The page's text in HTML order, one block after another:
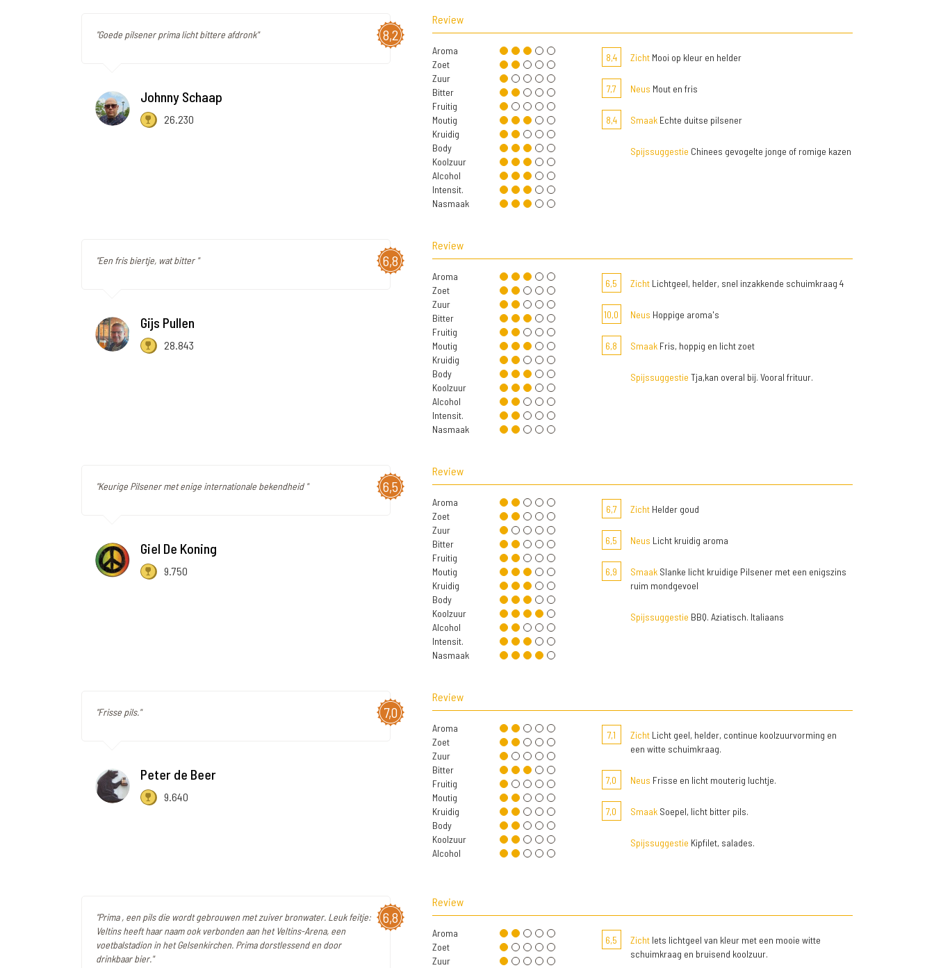
8,2
"Goede pilsener prima licht bittere afdronk"
Johnny Schaap
26.230
Review
Aroma
Zoet
Zuur
Bitter
Fruitig
Moutig
Kruidig
Body
Koolzuur
Alcohol
Intensit.
Nasmaak
8,4 ZichtMooi op kleur en helder
7,7 Neus Mout en fris
8,4 SmaakEchte duitse pilsener
Spijssuggestie Chinees gevogelte jonge of romige kazen
6,8
"Een fris biertje, wat bitter "
Gijs Pullen
28.843
Review
Aroma
Zoet
Zuur
Bitter
Fruitig
Moutig
Kruidig
Body
Koolzuur
Alcohol
Intensit.
Nasmaak
6,5 ZichtLichtgeel, helder, snel inzakkende schuimkraag 4
10,0 Neus Hoppige aroma's
6,8 SmaakFris, hoppig en licht zoet
Spijssuggestie Tja,kan overal bij. Vooral frituur.
6,5
"Keurige Pilsener met enige internationale bekendheid "
Giel De Koning
9.750
Review
Aroma
Zoet
Zuur
Bitter
Fruitig
Moutig
Kruidig
Body
Koolzuur
Alcohol
Intensit.
Nasmaak
6,7 ZichtHelder goud
6,5 Neus Licht kruidig aroma
6,9 SmaakSlanke licht kruidige Pilsener met een enigszins
ruim mondgevoel
Spijssuggestie BBQ. Aziatisch. Italiaans
7,0
"Frisse pils."
Peter de Beer
9.640
Review
Aroma
Zoet
Zuur
Bitter
Fruitig
Moutig
Kruidig
Body
Koolzuur
Alcohol
7,1 ZichtLicht geel, helder, continue koolzuurvorming en
een witte schuimkraag.
7,0 Neus Frisse en licht mouterig luchtje.
7,0 SmaakSoepel, licht bitter pils.
Spijssuggestie Kipfilet, salades.
6,8
"Prima , een pils die wordt gebrouwen met zuiver bronwater. Leuk feitje:
Veltins heeft haar naam ook verbonden aan het Veltins-Arena, een
voetbalstadion in het Gelsenkirchen. Prima dorstlessend en door
drinkbaar bier."
Review
Aroma
Zoet
Zuur
6,5 ZichtIets lichtgeel van kleur met een mooie witte
schuimkraag en bruisend koolzuur.